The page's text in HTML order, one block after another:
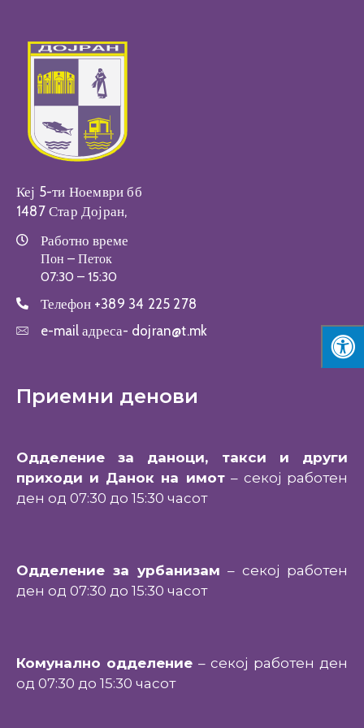
Кеј 5-ти Ноември бб
1487 Стар Дојран,
Работно време
Пон – Петок
07:30 – 15:30
Телефон +389 34 225 278
e-mail адреса- dojran@t.mk
Приемни денови
Одделение за даноци, такси и други
приходи и Данок на имот– секој работен
ден од 07:30 до 15:30 часот
Одделение за урбанизам – секој работен
ден од 07:30 до 15:30 часот
Комунално одделение – секој работен ден
од 07:30 до 15:30 часот